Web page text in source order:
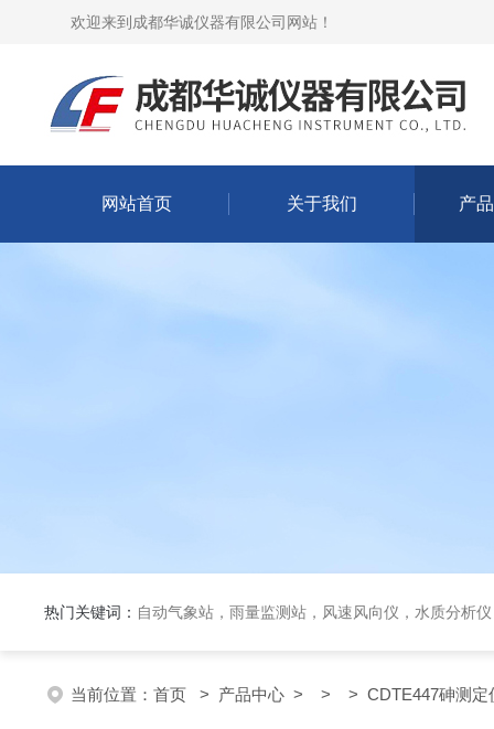
欢迎来到 成都华诚仪器有限公司网站 ！
网站首页 关于我们 产
热门关键词： 自动气象站，雨量监测站，风速风向仪，水质分析
当前位置： 首页 > 产品中心 > > > CDTE447砷测定